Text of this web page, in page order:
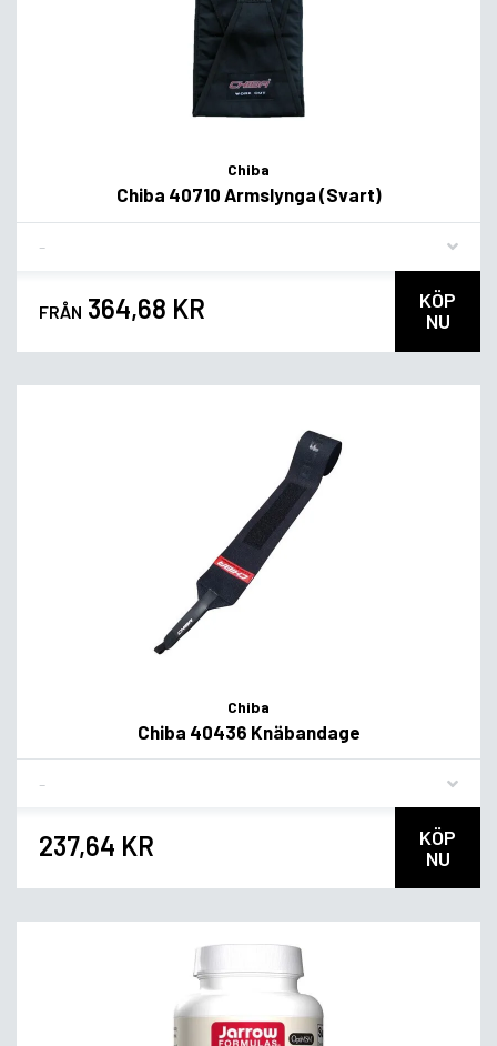
Chiba
Chiba 40710 Armslynga (Svart)
FRÅN 364,68 KR
KÖP
NU
Chiba
Chiba 40436 Knäbandage
237,64 KR
KÖP
NU